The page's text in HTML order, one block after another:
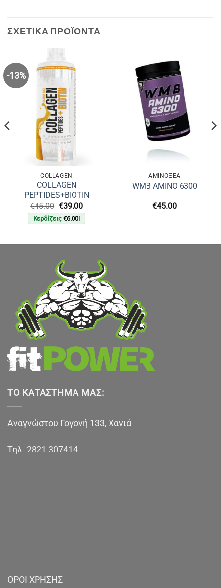
ΣΧΕΤΙΚΆ ΠΡΟΪΌΝΤΑ
-13%
COLLAGEN
COLLAGEN
PEPTIDES+BIOTIN
€45.00 Original
price
was:
€39.00Η
τρέχουσα
τιμή
Κερδίζεις €6.00!
ΑΜΙΝΟΞΈΑ
WMB AMINO 6300
€45.00
ΤΟ ΚΑΤΆΣΤΗΜΑ ΜΑΣ:
Αναγνώστου Γογονή 133, Χανιά
Τηλ. 2821 307414
ΟΡΟΙ ΧΡΗΣΗΣ